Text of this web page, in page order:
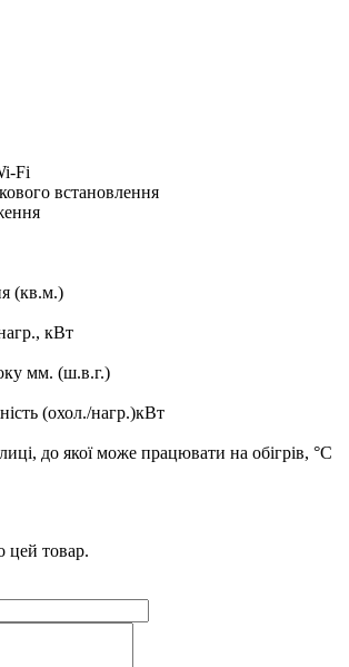
Fi
встановлення
(кв.м.)
кВт
мм. (ш.в.г.)
(охол./нагр.)кВт
до якої може працювати на обігрів, °C
цей товар.